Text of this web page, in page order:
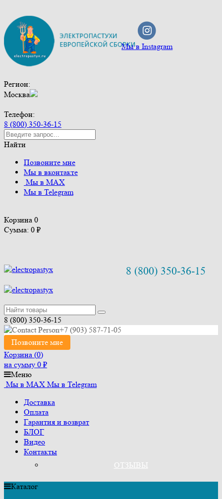
Регион:
Москва
Телефон:
8 (800) 350-36-15
Найти
Позвоните мне
Мы в вконтакте
Мы в MAX
Мы в Telegram
Корзина 0
Сумма: 0 ₽
8 (800) 350-36-15
8 (800) 350-36-15
+7 (903) 587-71-05
Позвоните мне
Мы в Instagram
Корзина (0)
на сумму 0 ₽
Меню
Мы в MAX Мы в Telegram
Доставка
Оплата
Гарантия и возврат
БЛОГ
Видео
Контакты
ОТЗЫВЫ
Каталог